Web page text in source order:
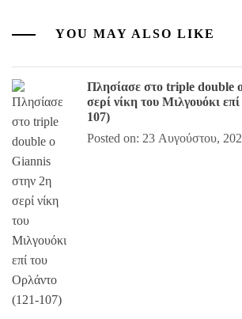
YOU MAY ALSO LIKE
Πλησίασε στο triple double
σερί νίκη του Μιλγουόκι
107)
Posted on: 23 Αυγούστου,